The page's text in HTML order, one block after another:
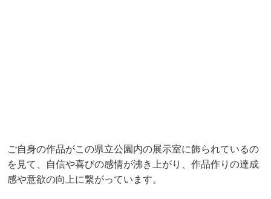
ご自身の作品がこの県立公園内の展示室に飾られているの
を見て、
自信や喜びの感情が沸き上がり、作品作りの達成
感や意欲の向上に繋がっています。